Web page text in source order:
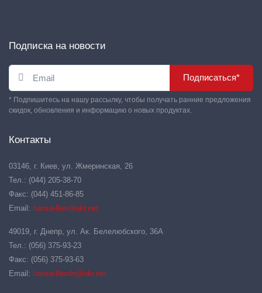
Подписка на новости
Подписаться*
* Подпишитесь на нашу рассылку, чтобы получать ранние предложения
скидок, обновления и информацию о новых продуктах.
Контакты
03146, г. Киев, ул. Жмеринская, 26
Тел.: (044) 205-38-70
Факс: (044) 451-86-85
Email: hansa-flex@ukr.net
49019, г. Днепр, ул. Ак. Белелюбского, 36А
Тел.: (056) 375-93-23
Факс: (056) 375-93-63
Email: hansa-flexdn@ukr.net